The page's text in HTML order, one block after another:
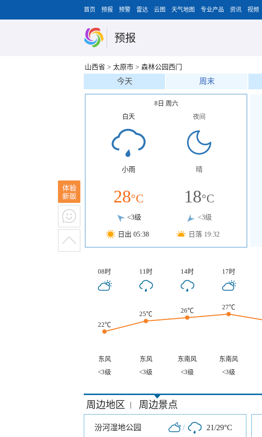
首页 预报 预警 雷达 云图 天气地图 专业产品 资讯 视频
预报
山西省 > 太原市 > 森林公园西门
今天 周末
8日 周六
白天
小雨
28°C
<3级
日出 05:38
夜间
晴
18°C
<3级
日落 19:32
08时 11时 14时 17时
22℃
25℃ 26℃
27℃
东风 东风 东南风 东南风
<3级
<3级 <3级 <3级
周边地区 | 周边景点
汾河湿地公园 / 21/29°C